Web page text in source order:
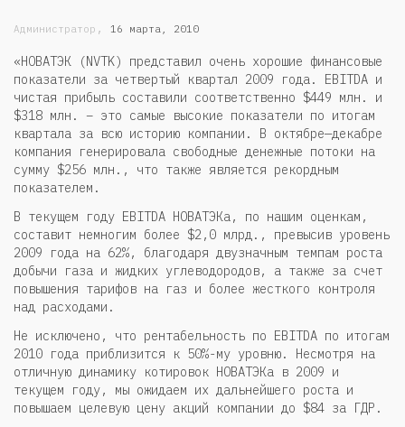
Администратор , 16 марта, 2010
«НОВАТЭК (NVTK) представил очень хорошие финансовые
показатели за четвертый квартал 2009 года. EBITDA и
чистая прибыль составили соответственно $449 млн. и
$318 млн. – это самые высокие показатели по итогам
квартала за всю историю компании. В октябре—декабре
компания генерировала свободные денежные потоки на
сумму $256 млн., что также является рекордным
показателем.
В текущем году EBITDA НОВАТЭКа, по нашим оценкам,
составит немногим более $2,0 млрд., превысив уровень
2009 года на 62%, благодаря двузначным темпам роста
добычи газа и жидких углеводородов, а также за счет
повышения тарифов на газ и более жесткого контроля
над расходами.
Не исключено, что рентабельность по EBITDA по итогам
2010 года приблизится к 50%-му уровню. Несмотря на
отличную динамику котировок НОВАТЭКа в 2009 и
текущем году, мы ожидаем их дальнейшего роста и
повышаем целевую цену акций компании до $84 за ГДР.